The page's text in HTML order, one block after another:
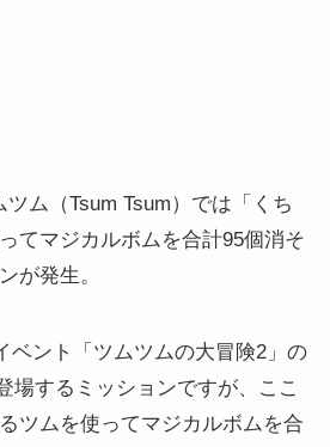
ム（Tsum Tsum）では「くち
てマジカルボムを合計95個消そ
が発生。
ベント「ツムツムの大冒険2」の
場するミッションですが、ここ
ツムを使ってマジカルボムを合